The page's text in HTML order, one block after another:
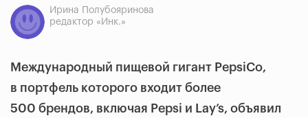
Ирина Полубояринова
редактор «Инк.»
Международный пищевой гигант PepsiCo,
в портфель которого входит более
500 брендов, включая Pepsi и Lay’s, объявил